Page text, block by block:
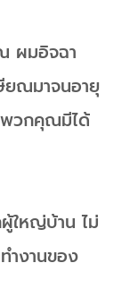
ผมอิจฉา
ณมาจนอายุ
พวกคุณมีได้
ใหญ่บ้าน ไม่
ำงานของ